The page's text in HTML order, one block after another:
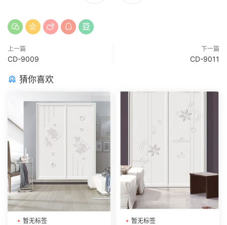
上一篇
CD-9009
下一篇
CD-9011
猜你喜欢
暂无标签 暂无标签